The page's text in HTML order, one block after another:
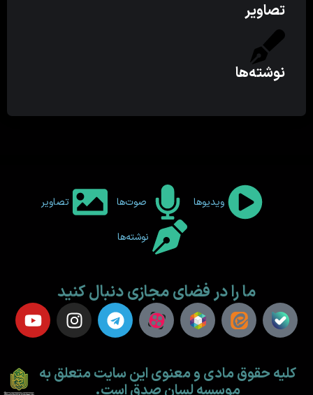
تصاویر
نوشته‌ها
ویدیوها صوت‌ها تصاویر
نوشته‌ها
ما را در فضای مجازی دنبال کنید
کلیه حقوق مادی و معنوی این سایت متعلق به